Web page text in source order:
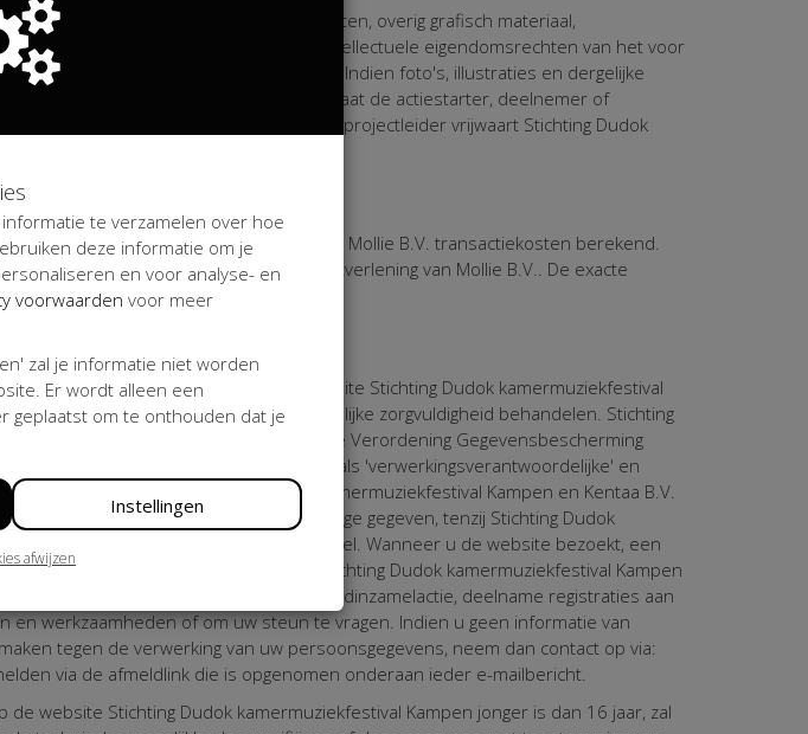
op teksten, foto's, illustraties, kaarten, overig grafisch materiaal,
merkenrechten en/of enige andere intellectuele eigendomsrechten van het voor
dit materiaal of recht gebruik maakt. Indien foto's, illustraties en dergelijke
kamermuziekfestival Kampen, dan staat de actiestarter, deelnemer of
De actiestarter, deelnemer of projectleider vrijwaart Stichting Dudok
auteursrechten.
website. Over transacties worden door Mollie B.V. transactiekosten berekend.
zijn niet aansprakelijk voor de dienstverlening van Mollie B.V.. De exacte
correspondentie met de website Stichting Dudok kamermuziekfestival
of iRaiser Group) met de grootst mogelijke zorgvuldigheid behandelen. Stichting
daarbij de bepalingen van de Algemene Verordening Gegevensbescherming
Kampen geldt te allen tijde als 'verwerkingsverantwoordelijke' en
artikel 4 sub f AVG. Stichting Dudok kamermuziekfestival Kampen en Kentaa B.V.
niet aan derden verstrekt of ter inzage gegeven, tenzij Stichting Dudok
gerechtelijk vonnis of ambtelijk bevel. Wanneer u de website bezoekt, een
worden uw gegevens vastgelegd. Stichting Dudok kamermuziekfestival Kampen
respectievelijk uitvoering van uw geldinzamelactie, deelname registraties aan
werkzaamheden of om uw steun te vragen. Indien u geen informatie van
tegen de verwerking van uw persoonsgegevens, neem dan contact op via:
via de afmeldlink die is opgenomen onderaan ieder e-mailbericht.
website Stichting Dudok kamermuziekfestival Kampen jonger is dan 16 jaar, zal
te verzamelen over hoe
deze informatie om je
en voor analyse- en
voorwaarden voor meer
zal je informatie niet worden
Er wordt alleen een
geplaatst om te onthouden dat je
Instellingen
afwijzen